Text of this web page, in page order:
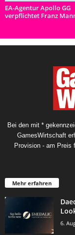
EA-Agentur Apollo GG
verpflichtet Franz
Bei den mit *
GamesWirtschaft
Provision - am Preis
Mehr erfahren
6.